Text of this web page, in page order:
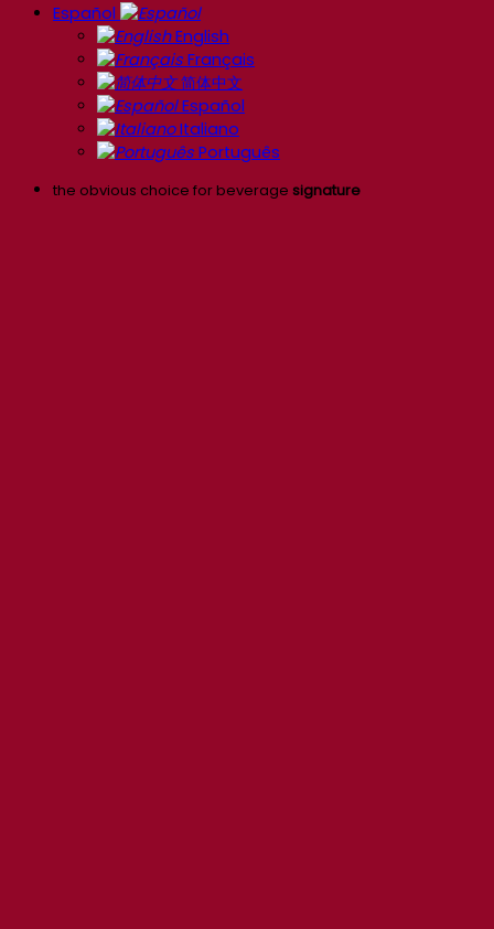
Español
English
Français
简体中文
Español
Italiano
Português
the obvious choice for beverage signature